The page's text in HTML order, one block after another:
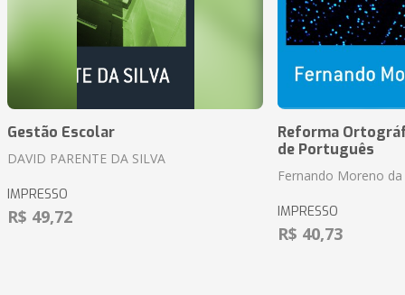
Gestão Escolar
DAVID PARENTE DA SILVA
IMPRESSO
R$ 49,72
Reforma
de Português
Fernando Moreno da
IMPRESSO
R$ 40,73